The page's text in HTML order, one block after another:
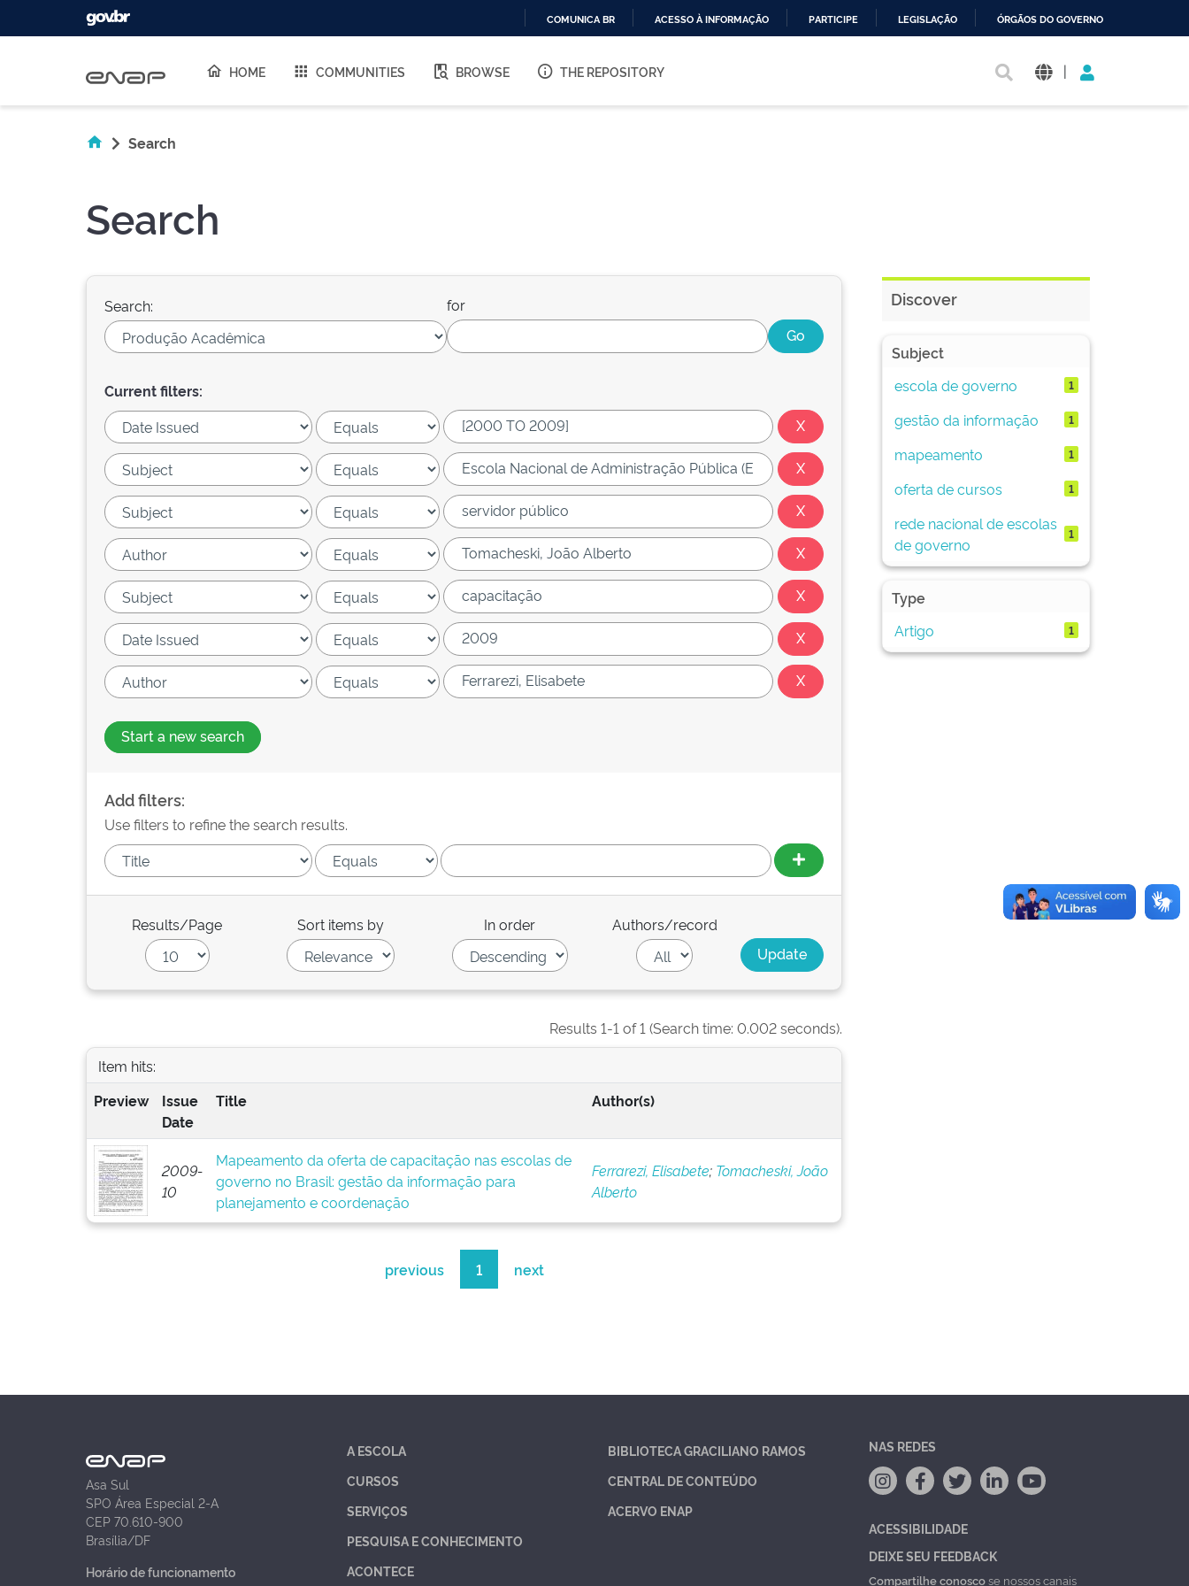
O
COMUNICA BR ACESSO À INFORMAÇÃO PARTICIPE LEGISLAÇÃO ÓRGÃOS DO GOVERNO
HOME COMMUNITIES BROWSE THE REPOSITORY |
Search
Search
Search: for
Current filters:
Start a new search
Add filters:
Use filters to refine the search results.
Results/Page Sort items by In order Authors/record
Results 1-1 of 1 (Search time: 0.002 seconds).
Item hits:
Preview
Issue
Date
Title Author(s)
2009-
10
Mapeamento da oferta de capacitação nas escolas de
governo no Brasil: gestão da informação para
planejamento e coordenação
Ferrarezi, Elisabete; Tomacheski, João
Alberto
previous 1 next
Discover
Subject
escola de governo
1
gestão da informação 1
mapeamento 1
oferta de cursos 1
rede nacional de escolas
de governo
1
Type
Artigo
1
Asa Sul
SPO Área Especial 2-A
CEP 70.610-900
Brasília/DF
Horário de funcionamento
A ESCOLA
CURSOS
SERVIÇOS
PESQUISA E CONHECIMENTO
ACONTECE
BIBLIOTECA GRACILIANO RAMOS
CENTRAL DE CONTEÚDO
ACERVO ENAP
NAS REDES
ACESSIBILIDADE
DEIXE SEU FEEDBACK
Compartilhe conoscose nossos canais